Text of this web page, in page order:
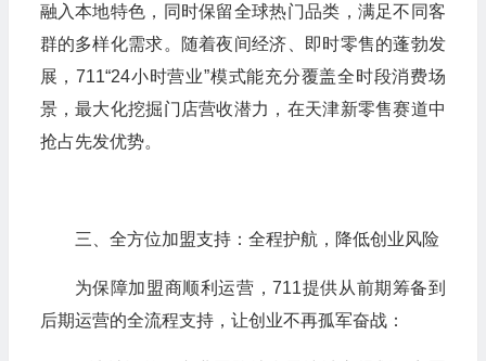
融入本地特色，同时保留全球热门品类，满足不同客
群的多样化需求。随着夜间经济、即时零售的蓬勃发
展，711“24小时营业”模式能充分覆盖全时段消费场
景，最大化挖掘门店营收潜力，在天津新零售赛道中
抢占先发优势。
三、全方位加盟支持：全程护航，降低创业风险
为保障加盟商顺利运营，711提供从前期筹备到
后期运营的全流程支持，让创业不再孤军奋战：